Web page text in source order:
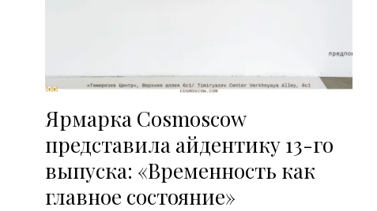
Ярмарка Cosmoscow
представила айдентику 13-го
выпуска: «Временность как
главное состояние»